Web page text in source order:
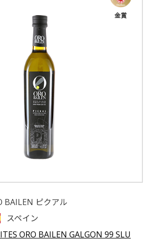
金賞
BAILEN ピクアル
スペイン
ORO BAILEN GALGON 99 SLU